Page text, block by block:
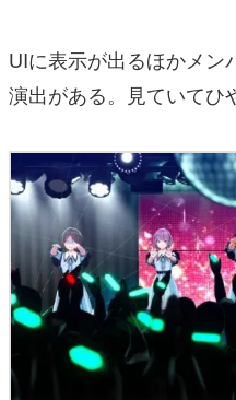
UIに表示が出るほかメン
演出がある。見ていてひ